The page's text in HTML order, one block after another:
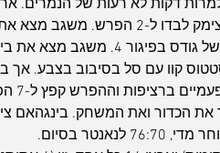
נקודות רצופות כולל מהלך גדול של סל ועבירה וצימק לבדו ל-2
בצבע אך חולוניה לא הצליחה להשוות, פסק זמן של גודס
שמר על הסטטוס קוו עם סל בסיבוב בצבע.
ארצי עשה
הכדור ואת המשחק. בינגהאם